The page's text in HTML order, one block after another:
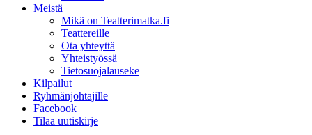
Meistä
Mikä on Teatterimatka.fi
Teattereille
Ota yhteyttä
Yhteistyössä
Tietosuojalauseke
Kilpailut
Ryhmänjohtajille
Facebook
Tilaa uutiskirje